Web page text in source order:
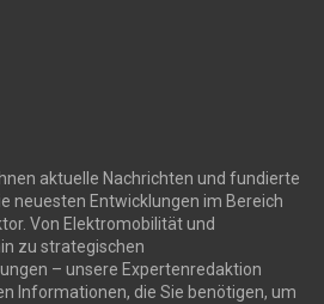
aktuelle Nachrichten und fundierte
neuesten Entwicklungen im Bereich
Von Elektromobilität und
zu strategischen
– unsere Expertenredaktion
Informationen, die Sie benötigen, um